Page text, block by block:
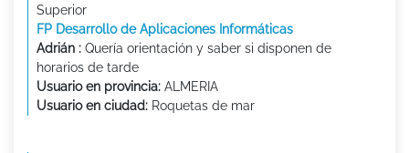
Superior
FP Desarrollo de Aplicaciones Informáticas
Adrián : Quería orientación y saber si disponen de
horarios de tarde
Usuario en provincia: ALMERIA
Usuario en ciudad: Roquetas de mar